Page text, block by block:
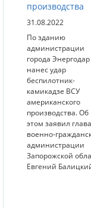
производства
31.08.2022
По зданию
администрации
города Энергодар
нанес удар
беспилотник-
камикадзе ВСУ
американского
производства. Об
этом заявил глава
военно-
администрации
Запорожской
Евгений